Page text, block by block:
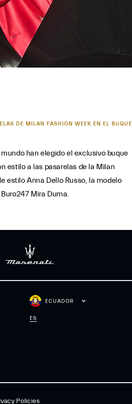
DE MILAN FASHION WEEK EN EL BUQUE
han elegido el exclusivo buque
estilo a las pasarelas de la Milan
estilo Anna Dello Russo, la modelo
Mira Duma.
ECUADOR
ES
Policies